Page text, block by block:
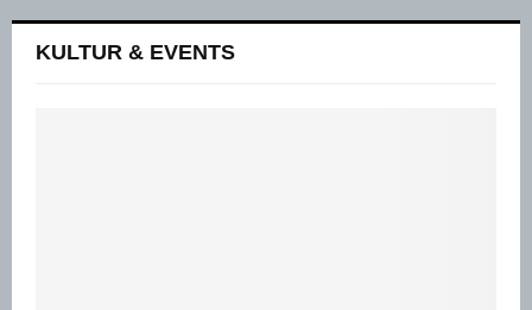
KULTUR & EVENTS